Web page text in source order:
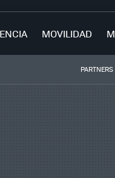
MOVILIDAD
PARTNERS